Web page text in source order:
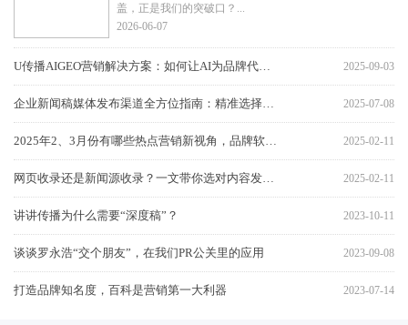
盖，正是我们的突破口？...
2026-06-07
2025-09-03
2025-07-08
2025-02-11
2025-02-11
讲讲传播为什么需要“深度稿”？ 2023-10-11
谈谈罗永浩“交个朋友”，在我们PR公关里的应用 2023-09-08
打造品牌知名度，百科是营销第一大利器 2023-07-14